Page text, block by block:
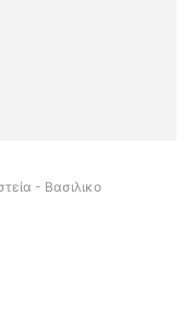
- Βασιλικο